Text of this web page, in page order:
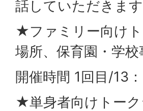
話していただきます
★ファミリー向け
場所、保育園・学校
開催時間 1回目/13
★単身者向けトー